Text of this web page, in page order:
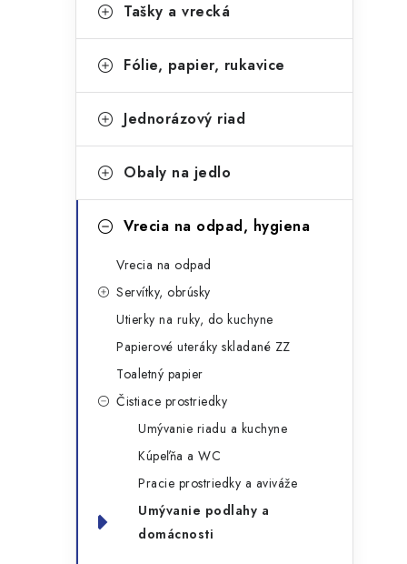
o
n
ý
a
kategórie
a
e
ó
i
Tašky a vrecká
Fólie, papier, rukavice
Jednorázový riad
Obaly na jedlo
Vrecia na odpad, hygiena
Vrecia na odpad
Servítky, obrúsky
Utierky na ruky, do kuchyne
Papierové uteráky skladané ZZ
Toaletný papier
Čistiace prostriedky
Umývanie riadu a kuchyne
Kúpeľňa a WC
Pracie prostriedky a aviváže
Umývanie podlahy a
domácnosti